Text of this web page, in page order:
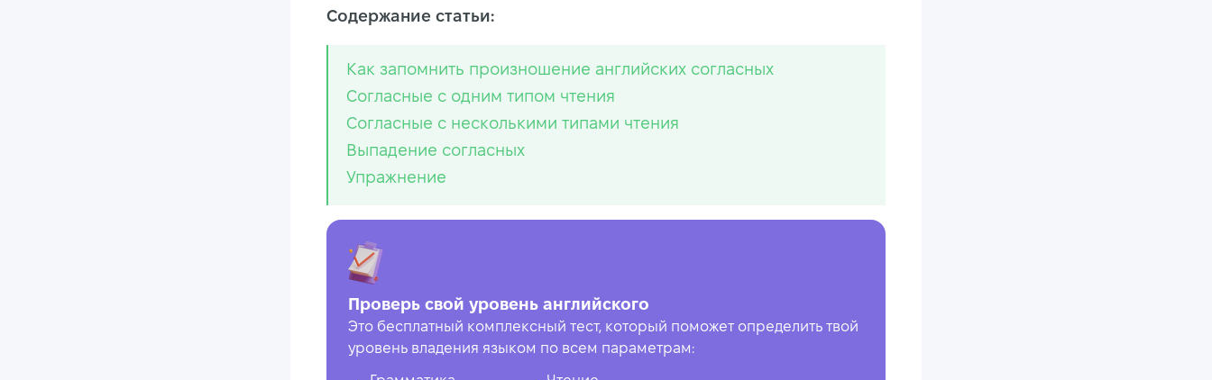
Содержание статьи:
Как запомнить произношение английских согласных
Согласные с одним типом чтения
Согласные с несколькими типами чтения
Выпадение согласных
Упражнение
Проверь свой уровень английского
Это бесплатный комплексный тест, который поможет определить твой
уровень владения языком по всем параметрам: